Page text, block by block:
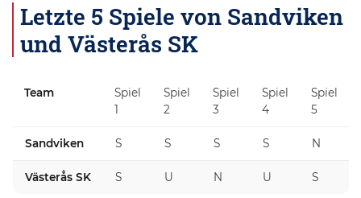
Letzte 5 Spiele von Sandviken
und Västerås SK
Team
Spiel
1
Spiel
2
Spiel
3
Spiel
4
Spiel
5
Sandviken S S S S N
Västerås SK S U N U S